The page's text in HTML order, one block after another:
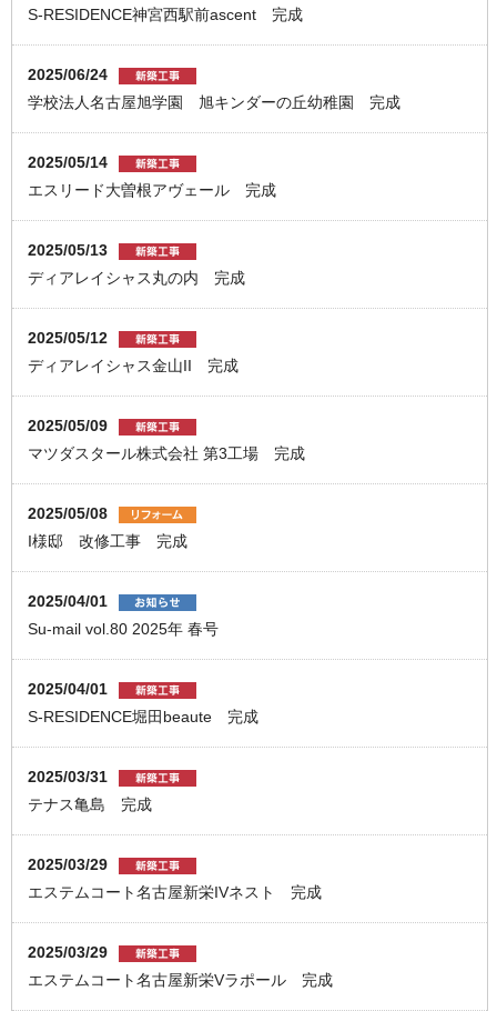
S-RESIDENCE神宮西駅前ascent 完成
2025/06/24
学校法人名古屋旭学園 旭キンダーの丘幼稚園 完成
2025/05/14
エスリード大曽根アヴェール 完成
2025/05/13
ディアレイシャス丸の内 完成
2025/05/12
ディアレイシャス金山II 完成
2025/05/09
マツダスタール株式会社 第3工場 完成
2025/05/08
I様邸 改修工事 完成
2025/04/01
Su-mail vol.80 2025年 春号
2025/04/01
S-RESIDENCE堀田beaute 完成
2025/03/31
テナス亀島 完成
2025/03/29
エステムコート名古屋新栄IVネスト 完成
2025/03/29
エステムコート名古屋新栄Vラポール 完成